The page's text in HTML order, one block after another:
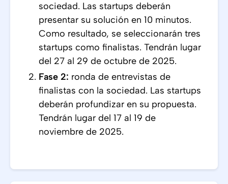
sociedad. Las startups deberán
presentar su solución en 10 minutos.
Como resultado, se seleccionarán tres
startups como finalistas. Tendrán lugar
del 27 al 29 de octubre de 2025.
Fase 2: ronda de entrevistas de
finalistas con la sociedad. Las startups
deberán profundizar en su propuesta.
Tendrán lugar del 17 al 19 de
noviembre de 2025.